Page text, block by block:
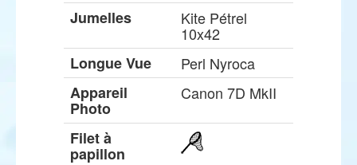
Jumelles Kite Pétrel
10x42
Longue Vue
Perl Nyroca
Appareil
Photo
Canon 7D MkII
Filet à
papillon